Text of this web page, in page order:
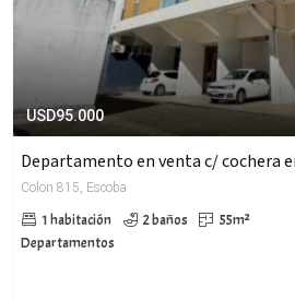
USD95.000
Departamento en venta c/ cochera
Colon 815, Escoba
1 habitación 2 baños
55m²
Departamentos